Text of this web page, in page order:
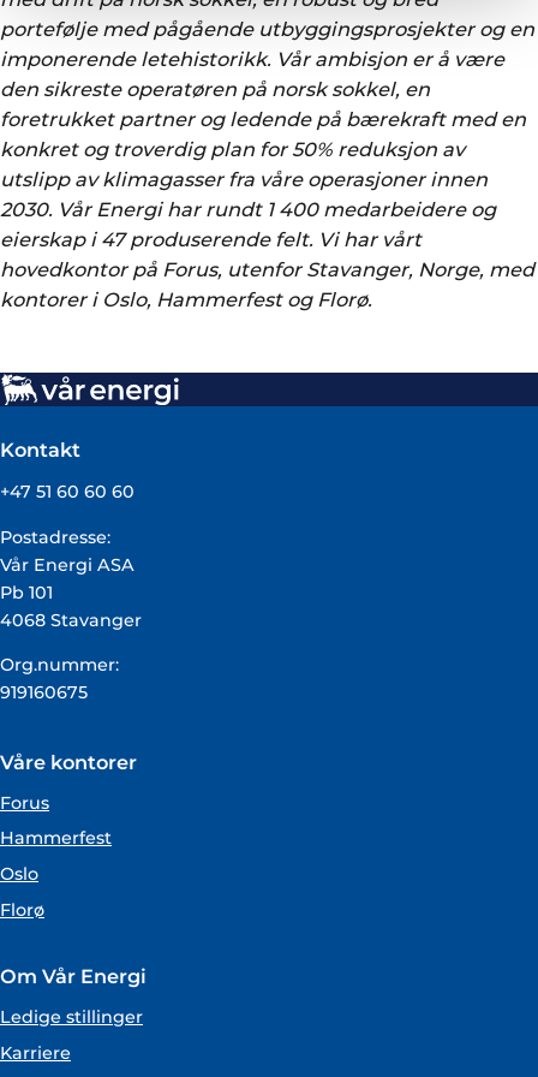
portefølje med pågående utbyggingsprosjekter og en
imponerende letehistorikk. Vår ambisjon er å være
den sikreste operatøren på norsk sokkel, en
foretrukket partner og ledende på bærekraft med en
konkret og troverdig plan for 50% reduksjon av
utslipp av klimagasser fra våre operasjoner innen
2030. Vår Energi har rundt 1 400 medarbeidere og
eierskap i 47 produserende felt. Vi har vårt
hovedkontor på Forus, utenfor Stavanger, Norge, med
kontorer i Oslo, Hammerfest og Florø.
Kontakt
+47 51 60 60 60
Postadresse:
Vår Energi ASA
Pb 101
4068 Stavanger
Org.nummer:
919160675
Våre kontorer
Forus
Hammerfest
Oslo
Florø
Om Vår Energi
Ledige stillinger
Karriere